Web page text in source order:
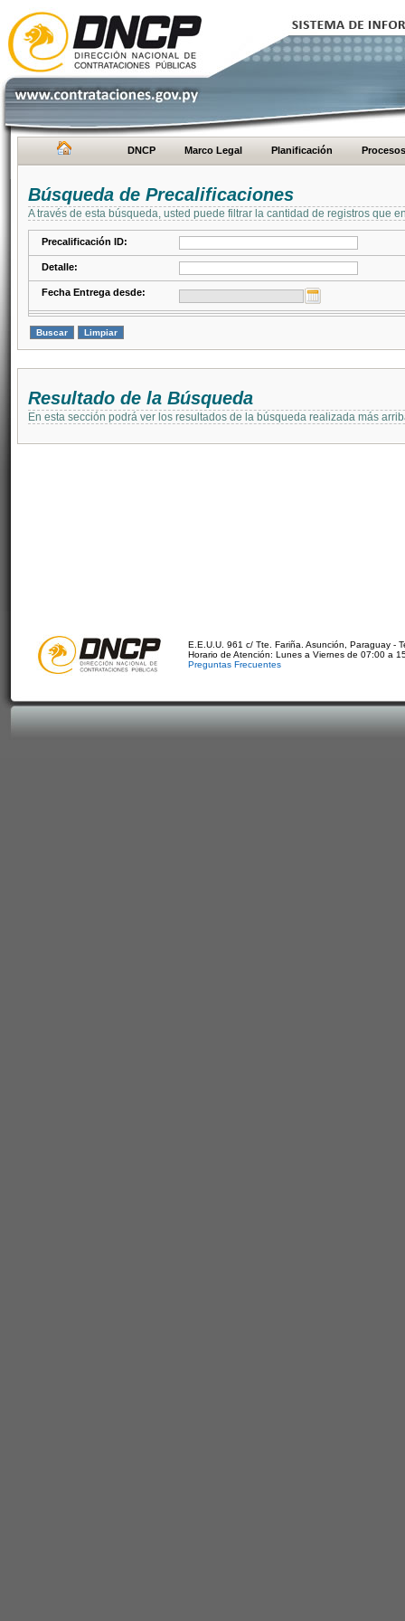
DNCP Marco Legal Planificación Procesos
Búsqueda de Precalificaciones
A través de esta búsqueda, usted puede filtrar la cantidad de registros que
Precalificación ID:
Detalle:
Fecha Entrega desde:
Resultado de la Búsqueda
En esta sección podrá ver los resultados de la búsqueda realizada más
E.E.U.U. 961 c/ Tte. Fariña. Asunción, Paraguay -
Horario de Atención: Lunes a Viernes de 07:00 a
Preguntas Frecuentes